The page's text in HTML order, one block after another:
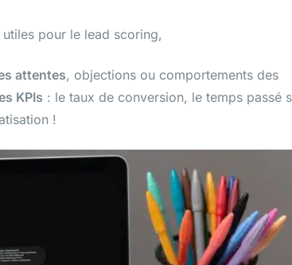
pour le lead scoring,
attentes, objections ou comportements des
KPIs : le taux de conversion, le temps passé
!